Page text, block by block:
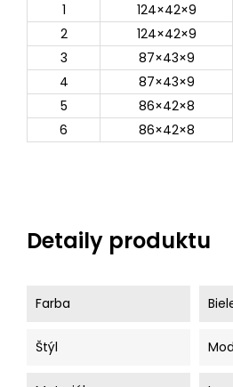
1
124×42×9
2
124×42×9
3
87×43×9
4
87×43×9
5
86×42×8
6
86×42×8
Detaily produktu
Farba
Štýl